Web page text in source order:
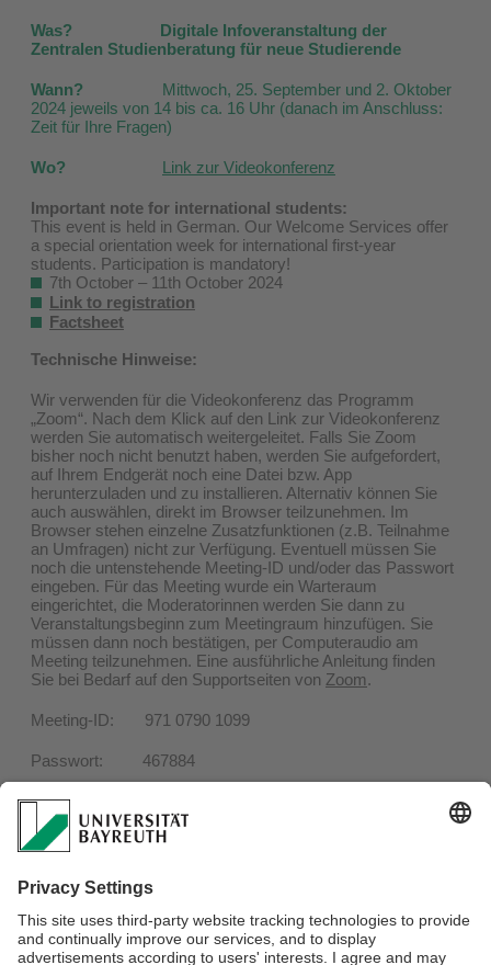
Was?
Digitale Infoveranstaltung der
Zentralen Studienberatung für neue Studierende
Wann?
Mittwoch, 25. September und 2. Oktober
2024 jeweils von 14 bis ca. 16 Uhr (danach im Anschluss:
Zeit für Ihre Fragen)
Wo? Link zur Videokonferenz
Important note for international students:
This event is held in German. Our Welcome Services offer
a special orientation week for international first-year
students. Participation is mandatory!
7th October – 11th October 2024
Link to registration
Factsheet
Technische Hinweise:
Wir verwenden für die Videokonferenz das Programm
„Zoom“. Nach dem Klick auf den Link zur Videokonferenz
werden Sie automatisch weitergeleitet. Falls Sie Zoom
bisher noch nicht benutzt haben, werden Sie aufgefordert,
auf Ihrem Endgerät noch eine Datei bzw. App
herunterzuladen und zu installieren. Alternativ können Sie
auch auswählen, direkt im Browser teilzunehmen. Im
Browser stehen einzelne Zusatzfunktionen (z.B. Teilnahme
an Umfragen) nicht zur Verfügung. Eventuell müssen Sie
noch die untenstehende Meeting-ID und/oder das Passwort
eingeben. Für das Meeting wurde ein Warteraum
eingerichtet, die Moderatorinnen werden Sie dann zu
Veranstaltungsbeginn zum Meetingraum hinzufügen. Sie
müssen dann noch bestätigen, per Computeraudio am
Meeting teilzunehmen. Eine ausführliche Anleitung finden
Sie bei Bedarf auf den Supportseiten von Zoom.
Meeting-ID: 971 0790 1099
Passwort: 467884
Ausstattung:
Für die Teilnahme brauchen Sie einen Computer mit
mitverfolgen können. Eine Webcam oder ein Mikrofon sind
nicht unbedingt nötig. Fragen können im Chat gestellt
werden.
Datenschutzerklärung